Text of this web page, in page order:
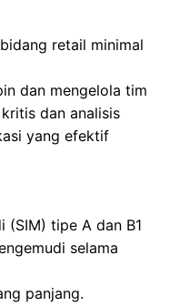
retail minimal
dan mengelola tim
dan analisis
yang efektif
(SIM) tipe A dan B1
selama
panjang.